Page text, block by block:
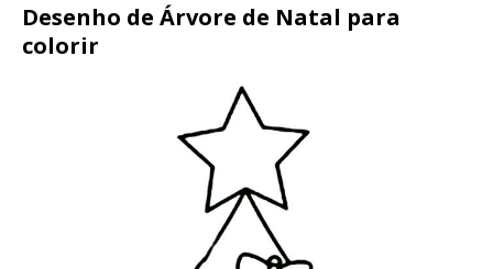
Desenho de Árvore de Natal para
colorir